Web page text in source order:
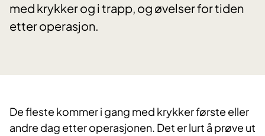
med krykker og i trapp, og øvelser for tiden
etter operasjon.
De fleste kommer i gang med krykker første eller
andre dag etter operasjonen. Det er lurt å prøve ut